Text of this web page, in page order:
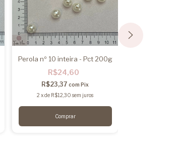
Perola nº 10 inteira - Pct 200g
R$24,60
R$23,37 com Pix
2 xde R$12,30 sem juros